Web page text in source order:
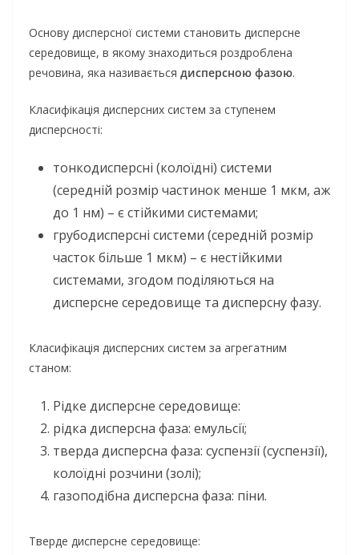
Основу дисперсної системи становить дисперсне
середовище, в якому знаходиться роздроблена
речовина, яка називається дисперсною фазою.
Класифікація дисперсних систем за ступенем
дисперсності:
тонкодисперсні (колоїдні) системи
(середній розмір частинок менше 1 мкм, аж
до 1 нм) – є стійкими системами;
грубодисперсні системи (середній розмір
часток більше 1 мкм) – є нестійкими
системами, згодом поділяються на
дисперсне середовище та дисперсну фазу.
Класифікація дисперсних систем за агрегатним
станом:
Рідке дисперсне середовище:
рідка дисперсна фаза: емульсії;
тверда дисперсна фаза: суспензії (суспензії),
колоїдні розчини (золі);
газоподібна дисперсна фаза: піни.
Тверде дисперсне середовище: